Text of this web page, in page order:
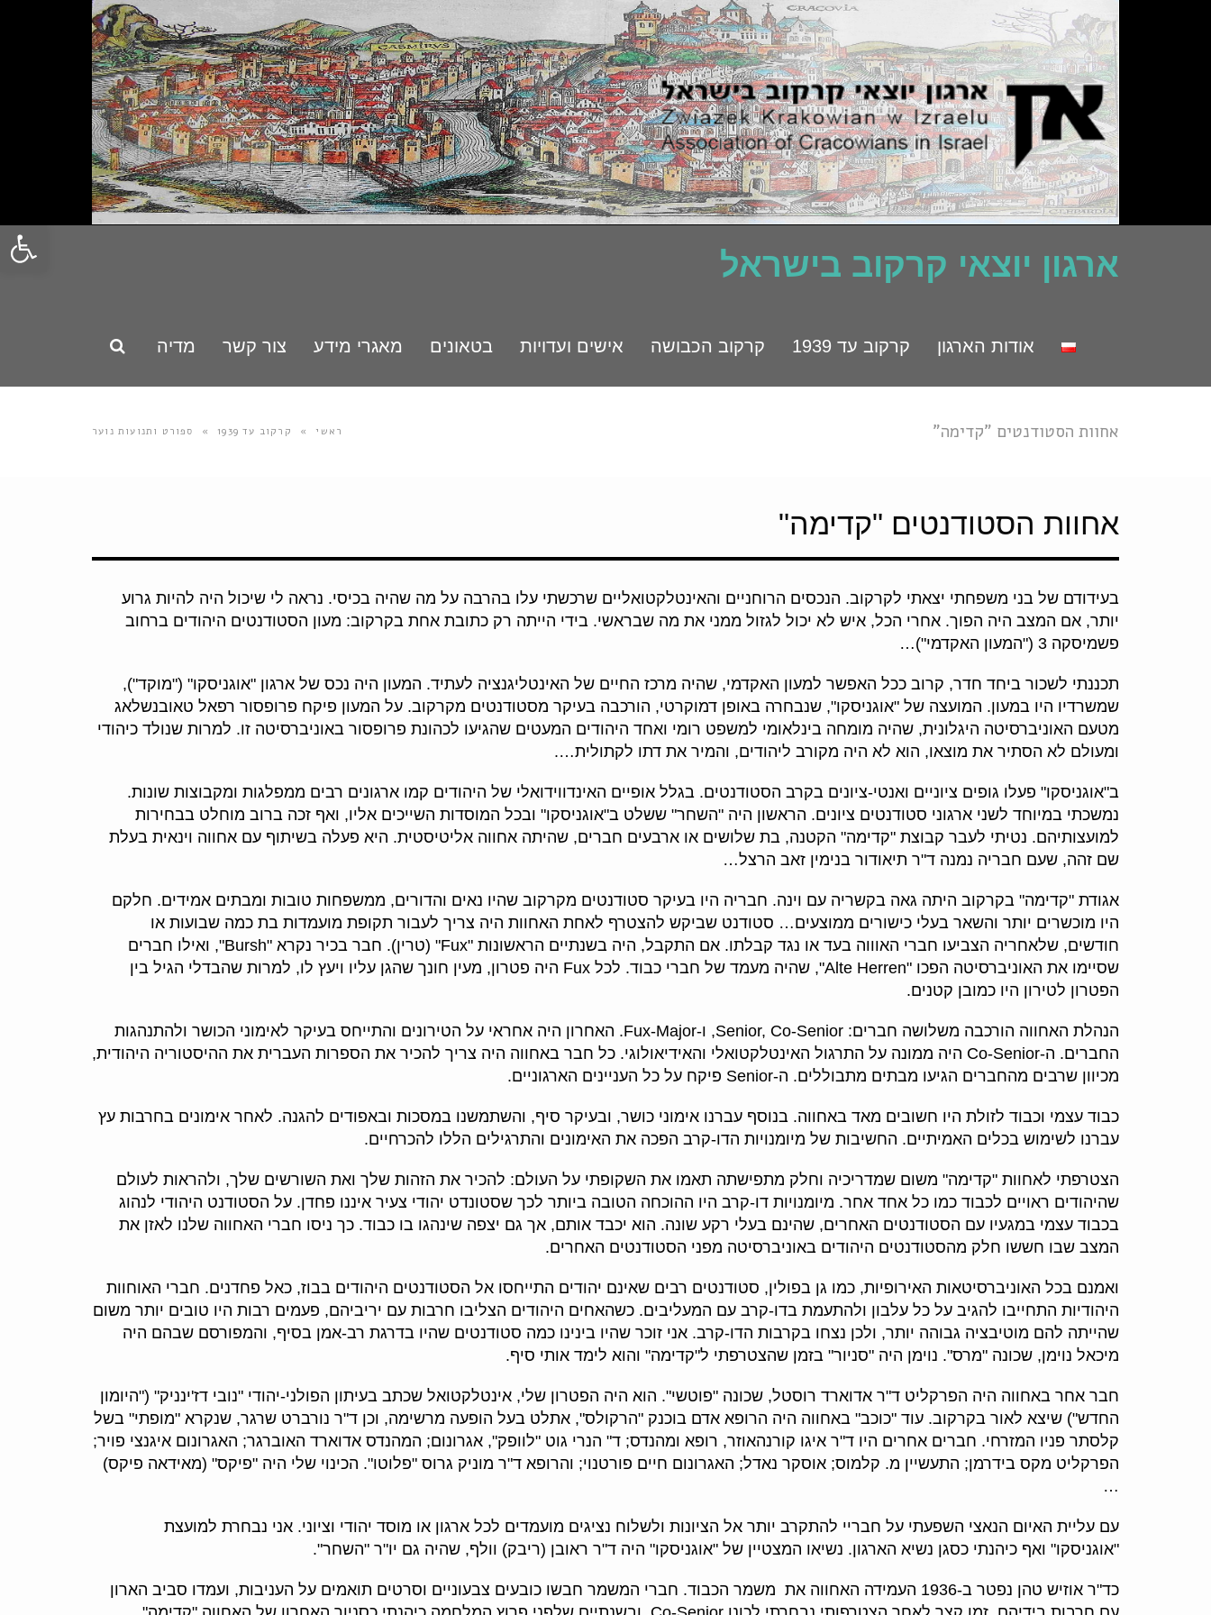
פתח
ארגון יוצאי קרקוב בישראל
אודות הארגון קרקוב עד 1939 קרקוב הכבושה אישים ועדויות בטאונים מאגרי מידע צור קשר מדיה
אחוות הסטודנטים "קדימה" ראשי » קרקוב עד 1939 » ספורט ותנועות נוער
אחוות הסטודנטים "קדימה"
בעידודם של בני משפחתי יצאתי לקרקוב. הנכסים הרוחניים והאינטלקטואליים שרכשתי עלו בהרבה על מה שהיה בכיסי. נראה לי שיכול היה להיות גרוע
יותר, אם המצב היה הפוך. אחרי הכל, איש לא יכול לגזול ממני את מה שבראשי. בידי הייתה רק כתובת אחת בקרקוב: מעון הסטודנטים היהודים ברחוב
פשמיסקה 3 ("המעון האקדמי")…
תכננתי לשכור ביחד חדר, קרוב ככל האפשר למעון האקדמי, שהיה מרכז החיים של האינטליגנציה לעתיד. המעון היה נכס של ארגון "אוגניסקו" ("מוקד"),
שמשרדיו היו במעון. המועצה של "אוגניסקו", שנבחרה באופן דמוקרטי, הורכבה בעיקר מסטודנטים מקרקוב. על המעון פיקח פרופסור רפאל טאובנשלאג
מטעם האוניברסיטה היגלונית, שהיה מומחה בינלאומי למשפט רומי ואחד היהודים המעטים שהגיעו לכהונת פרופסור באוניברסיטה זו. למרות שנולד כיהודי
ומעולם לא הסתיר את מוצאו, הוא לא היה מקורב ליהודים, והמיר את דתו לקתולית….
ב"אוגניסקו" פעלו גופים ציוניים ואנטי-ציונים בקרב הסטודנטים. בגלל אופיים האינדווידואלי של היהודים קמו ארגונים רבים ממפלגות ומקבוצות שונות.
נמשכתי במיוחד לשני ארגוני סטודנטים ציונים. הראשון היה "השחר" ששלט ב"אוגניסקו" ובכל המוסדות השייכים אליו, ואף זכה ברוב מוחלט בבחירות
למועצותיהם. נטיתי לעבר קבוצת "קדימה" הקטנה, בת שלושים או ארבעים חברים, שהיתה אחווה אליטיסטית. היא פעלה בשיתוף עם אחווה וינאית בעלת
שם זהה, שעם חבריה נמנה ד"ר תיאודור בנימין זאב הרצל…
אגודת "קדימה" בקרקוב היתה גאה בקשריה עם וינה. חבריה היו בעיקר סטודנטים מקרקוב שהיו נאים והדורים, ממשפחות טובות ומבתים אמידים. חלקם
היו מוכשרים יותר והשאר בעלי כישורים ממוצעים… סטודנט שביקש להצטרף לאחת האחוות היה צריך לעבור תקופת מועמדות בת כמה שבועות או
חודשים, שלאחריה הצביעו חברי האוווה בעד או נגד קבלתו. אם התקבל, היה בשנתיים הראשונות "Fux" (טרין). חבר בכיר נקרא "Bursh", ואילו חברים
שסיימו את האוניברסיטה הפכו "Alte Herren", שהיה מעמד של חברי כבוד. לכל Fux היה פטרון, מעין חונך שהגן עליו ויעץ לו, למרות שהבדלי הגיל בין
הפטרון לטירון היו כמובן קטנים.
הנהלת האחווה הורכבה משלושה חברים: Senior, Co-Senior, ו-Fux-Major. האחרון היה אחראי על הטירונים והתייחס בעיקר לאימוני הכושר ולהתנהגות
החברים. ה-Co-Senior היה ממונה על התרגול האינטלקטואלי והאידיאולוגי. כל חבר באחווה היה צריך להכיר את הספרות העברית את ההיסטוריה היהודית,
מכיוון שרבים מהחברים הגיעו מבתים מתבוללים. ה-Senior פיקח על כל העניינים הארגוניים.
כבוד עצמי וכבוד לזולת היו חשובים מאד באחווה. בנוסף עברנו אימוני כושר, ובעיקר סיף, והשתמשנו במסכות ובאפודים להגנה. לאחר אימונים בחרבות עץ
עברנו לשימוש בכלים האמיתיים. החשיבות של מיומנויות הדו-קרב הפכה את האימונים והתרגילים הללו להכרחיים.
הצטרפתי לאחוות "קדימה" משום שמדריכיה וחלק מתפישתה תאמו את השקופתי על העולם: להכיר את הזהות שלך ואת השורשים שלך, ולהראות לעולם
שהיהודים ראויים לכבוד כמו כל אחד אחר. מיומנויות דו-קרב היו ההוכחה הטובה ביותר לכך שסטונדט יהודי צעיר איננו פחדן. על הסטודנט היהודי לנהוג
בכבוד עצמי במגעיו עם הסטודנטים האחרים, שהינם בעלי רקע שונה. הוא יכבד אותם, אך גם יצפה שינהגו בו כבוד. כך ניסו חברי האחווה שלנו לאזן את
המצב שבו חששו חלק מהסטודנטים היהודים באוניברסיטה מפני הסטודנטים האחרים.
ואמנם בכל האוניברסיטאות האירופיות, כמו גן בפולין, סטודנטים רבים שאינם יהודים התייחסו אל הסטודנטים היהודים בבוז, כאל פחדנים. חברי האוחוות
היהודיות התחייבו להגיב על כל עלבון ולהתעמת בדו-קרב עם המעליבים. כשהאחים היהודים הצליבו חרבות עם יריביהם, פעמים רבות היו טובים יותר משום
שהייתה להם מוטיבציה גבוהה יותר, ולכן נצחו בקרבות הדו-קרב. אני זוכר שהיו בינינו כמה סטודנטים שהיו בדרגת רב-אמן בסיף, והמפורסם שבהם היה
מיכאל נוימן, שכונה "מרס". נוימן היה "סניור" בזמן שהצטרפתי ל"קדימה" והוא לימד אותי סיף.
חבר אחר באחווה היה הפרקליט ד"ר אדוארד רוסטל, שכונה "פוטשי". הוא היה הפטרון שלי, אינטלקטואל שכתב בעיתון הפולני-יהודי "נובי דז'ינניק" ("היומון
החדש") שיצא לאור בקרקוב. עוד "כוכב" באחווה היה הרופא אדם בוכנק "הרקולס", אתלט בעל הופעה מרשימה, וכן ד"ר נורברט שרגר, שנקרא "מופתי" בשל
קלסתר פניו המזרחי. חברים אחרים היו ד"ר איגו קורנהאוזר, רופא ומהנדס; ד" הנרי גוט "לוופק", אגרונום; המהנדס אדוארד האוברגר; האגרונום איגנצי פויר;
הפרקליט מקס בידרמן; התעשיין מ. קלמוס; אוסקר נאדל; האגרונום חיים פורטנוי; והרופא ד"ר מוניק גרוס "פלוטו". הכינוי שלי היה "פיקס" (מאידאה פיקס)
…
עם עליית האיום הנאצי השפעתי על חבריי להתקרב יותר אל הציונות ולשלוח נציגים מועמדים לכל ארגון או מוסד יהודי וציוני. אני נבחרת למועצת
"אוגניסקו" ואף כיהנתי כסגן נשיא הארגון. נשיאו המצטיין של "אוגניסקו" היה ד"ר ראובן (ריבק) וולף, שהיה גם יו"ר "השחר".
כד"ר אוזיש טהן נפטר ב-1936 העמידה האחווה את משמר הכבוד. חברי המשמר חבשו כובעים צבעוניים וסרטים תואמים על העניבות, ועמדו סביב הארון